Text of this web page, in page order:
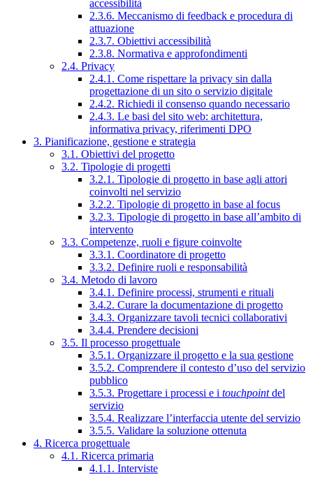
accessibilità
2.3.6. Meccanismo di feedback e procedura di
attuazione
2.3.7. Obiettivi accessibilità
2.3.8. Normativa e approfondimenti
2.4. Privacy
2.4.1. Come rispettare la privacy sin dalla
progettazione di un sito o servizio digitale
2.4.2. Richiedi il consenso quando necessario
2.4.3. Le basi del sito web: architettura,
informativa privacy, riferimenti DPO
3. Pianificazione, gestione e strategia
3.1. Obiettivi del progetto
3.2. Tipologie di progetti
3.2.1. Tipologie di progetto in base agli attori
coinvolti nel servizio
3.2.2. Tipologie di progetto in base al focus
3.2.3. Tipologie di progetto in base all’ambito di
intervento
3.3. Competenze, ruoli e figure coinvolte
3.3.1. Coordinatore di progetto
3.3.2. Definire ruoli e responsabilità
3.4. Metodo di lavoro
3.4.1. Definire processi, strumenti e rituali
3.4.2. Curare la documentazione di progetto
3.4.3. Organizzare tavoli tecnici collaborativi
3.4.4. Prendere decisioni
3.5. Il processo progettuale
3.5.1. Organizzare il progetto e la sua gestione
3.5.2. Comprendere il contesto d’uso del servizio
pubblico
3.5.3. Progettare i processi e i touchpointdel
servizio
3.5.4. Realizzare l’interfaccia utente del servizio
3.5.5. Validare la soluzione ottenuta
4. Ricerca progettuale
4.1. Ricerca primaria
4.1.1. Interviste